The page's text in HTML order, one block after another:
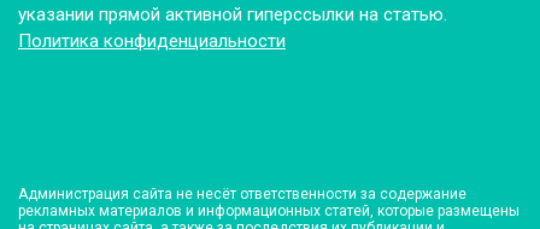
указании прямой активной гиперссылки на статью.
Политика конфиденциальности
Администрация сайта не несёт ответственности за содержание
рекламных материалов и информационных статей, которые размещены